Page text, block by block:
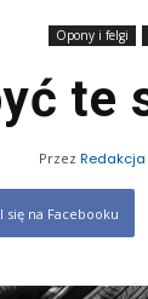
Opony i felgi
te
Przez Redakcja
się na Facebooku